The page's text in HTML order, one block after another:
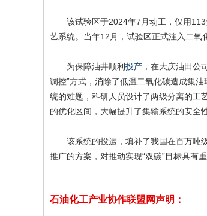
该试验区于2024年7月动工，仅用113
艺系统。当年12月，试验区正式注入二氧
为保障油井顺利 投产 ，在大庆油田公
调控”方式，消除了低温二氧化碳造成集
统的难题，科研人员设计了两级分离的工
的优化区间，大幅提升了集输系统的安全
该系统的投运，填补了我国在百万吨
推广的方案，对推动实现“双碳”目标具有重
石油化工产业协作联盟网声明：